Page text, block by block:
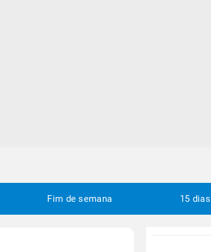
Fim de semana 15 dias